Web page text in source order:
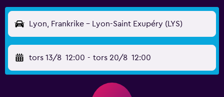
Lyon, Frankrike - Lyon-Saint Exupéry (LYS)
tors 13/8 12:00 - tors 20/8 12:00